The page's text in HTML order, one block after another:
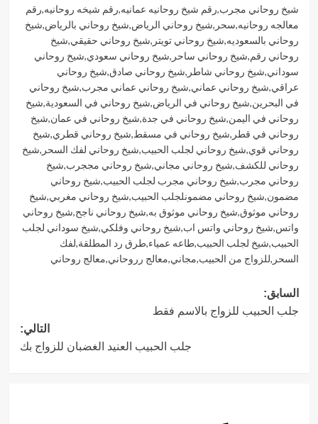
شيخ روحاني مجرب,رقم شيخ روحانيه عمانيه,رقم شيخه روحانيه,رقم
معالجه روحانيه,سحر ,شيخ روحاني الرياض,شيخ روحاني بالرياض,شيخ
روحاني بالسعوديه,شيخ روحاني تويتر ,شيخ روحاني حقيقي,شيخ
روحاني رقم,شيخ روحاني ساحر ,شيخ روحاني سعودي,شيخ روحاني
سوداني,شيخ روحاني شاطر ,شيخ روحاني صادق,شيخ روحاني
عراقي,شيخ روحاني عماني,شيخ روحاني عماني مجرب,شيخ روحاني
في البحرين,شيخ روحاني في الرياض,شيخ روحاني في السعودية,شيخ
روحاني في اليمن,شيخ روحاني في جدة,شيخ روحاني في عمان,شيخ
روحاني في قطر ,شيخ روحاني في مسقط,شيخ روحاني قطري,شيخ
روحاني قوي,شيخ روحاني لجلب الحبيب,شيخ روحاني لفك السحر ,شيخ
روحاني للكشف,شيخ روحاني مجاني,شيخ روحاني مججرب,شيخ
روحاني مجرب,شيخ روحاني مجرب لجلب الحبيب,شيخ روحاني
مضمون,شيخ روحاني مضمونلجلب الحبيب,شيخ روحاني مغربي,شيخ
روحاني موثوق,شيخ روحاني موثوق به,شيخ روحاني ناجح,شيخ روحاني
واتس,شيخ روحاني واتس اب,شيخ روحاني وفلكي,شيخ سوداني لجلب
الحبيب,شيخ لجلب الحبيب,طاعه عمياء,طرق رد المطلقة,لفك
السحر ,للزواج من الحبيب,مجاني,معالج رروحاني,معالج روحاني
تصفّح
المقالات
السابق:
جلب الحبيب للزواج بالاسم فقط
التالي:
جلب الحبيب العنيد الغضبان للزواج بك